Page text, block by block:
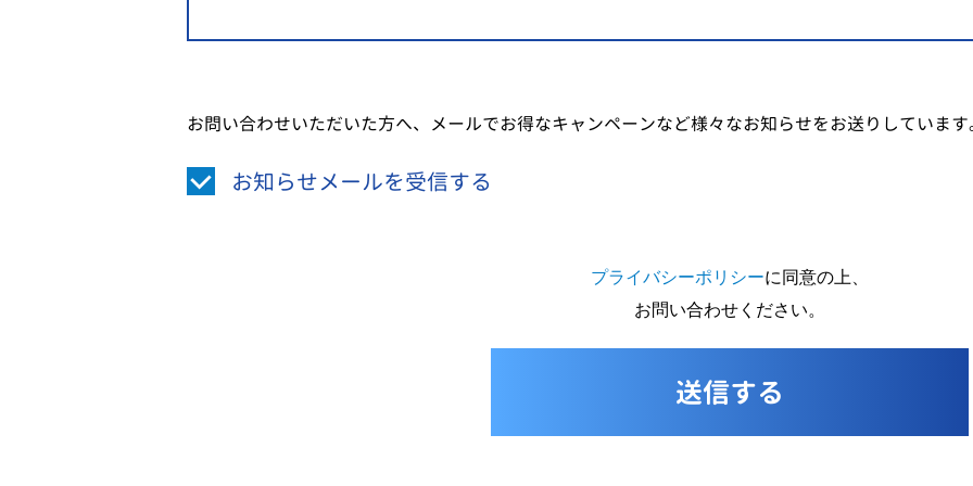
お問い合わせいただいた方へ、メールでお得なキャンペーンなど様々なお知らせをお送りしています
お知らせメールを受信する
プライバシーポリシーに同意の上、
お問い合わせください。